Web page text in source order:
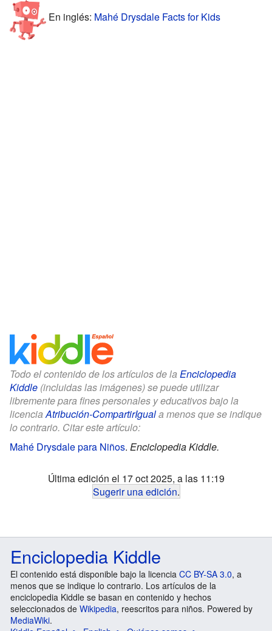
En inglés: Mahé Drysdale Facts for Kids
Todo el contenido de los artículos de la Enciclopedia
Kiddle (incluidas las imágenes) se puede utilizar
libremente para fines personales y educativos bajo la
licenciaAtribución-CompartirIguala menos que se indique
lo contrario. Citar este artículo:
Mahé Drysdale para Niños. Enciclopedia Kiddle.
Última edición el 17 oct 2025, a las 11:19
Sugerir una edición.
Enciclopedia Kiddle
El contenido está disponible bajo la licencia CC BY-SA 3.0, a
menos que se indique lo contrario. Los artículos de la
enciclopedia Kiddle se basan en contenido y hechos
seleccionados de Wikipedia, reescritos para niños. Powered by
MediaWiki.